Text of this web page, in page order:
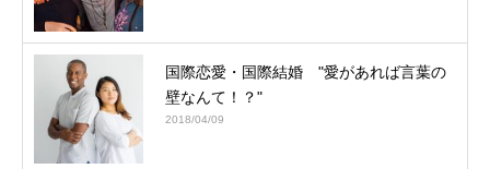
国際恋愛・国際結婚 "愛があれば言葉の
壁なんて！？"
2018/04/09